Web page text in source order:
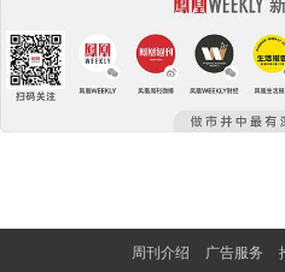
周刊介绍 广告服务